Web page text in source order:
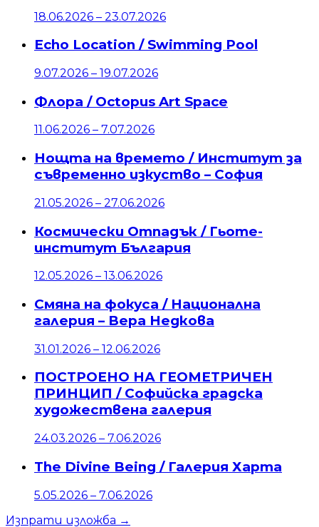
18.06.2026 – 23.07.2026
Echo Location / Swimming Pool
9.07.2026 – 19.07.2026
Флора / Octopus Art Space
11.06.2026 – 7.07.2026
Нощта на времето / Институт за
съвременно изкуство – София
21.05.2026 – 27.06.2026
Космически Отпадък / Гьоте-
институт България
12.05.2026 – 13.06.2026
Смяна на фокуса / Национална
галерия – Вера Недкова
31.01.2026 – 12.06.2026
ПОСТРОЕНО НА ГЕОМЕТРИЧЕН
ПРИНЦИП / Софийска градска
художествена галерия
24.03.2026 – 7.06.2026
The Divine Being / Галерия Харта
5.05.2026 – 7.06.2026
Изпрати изложба →